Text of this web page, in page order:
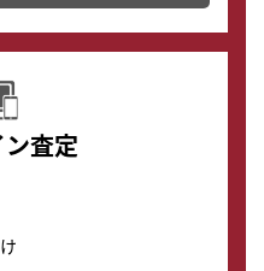
査定